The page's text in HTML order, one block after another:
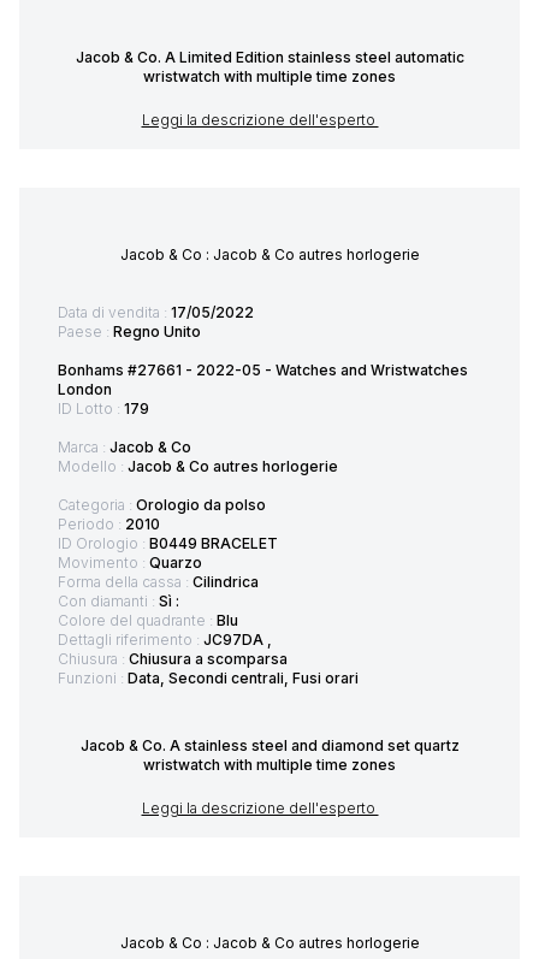
Jacob & Co. A Limited Edition stainless steel automatic
wristwatch with multiple time zones
Leggi la descrizione dell'esperto
Jacob & Co : Jacob & Co autres horlogerie
Data di vendita : 17/05/2022
Paese : Regno Unito
Bonhams #27661 - 2022-05 - Watches and Wristwatches
London
ID Lotto : 179
Marca : Jacob & Co
Modello : Jacob & Co autres horlogerie
Categoria : Orologio da polso
Periodo : 2010
ID Orologio : B0449 BRACELET
Movimento : Quarzo
Forma della cassa : Cilindrica
Con diamanti : Sì :
Colore del quadrante : Blu
Dettagli riferimento : JC97DA ,
Chiusura : Chiusura a scomparsa
Funzioni : Data, Secondi centrali, Fusi orari
Jacob & Co. A stainless steel and diamond set quartz
wristwatch with multiple time zones
Leggi la descrizione dell'esperto
Jacob & Co : Jacob & Co autres horlogerie